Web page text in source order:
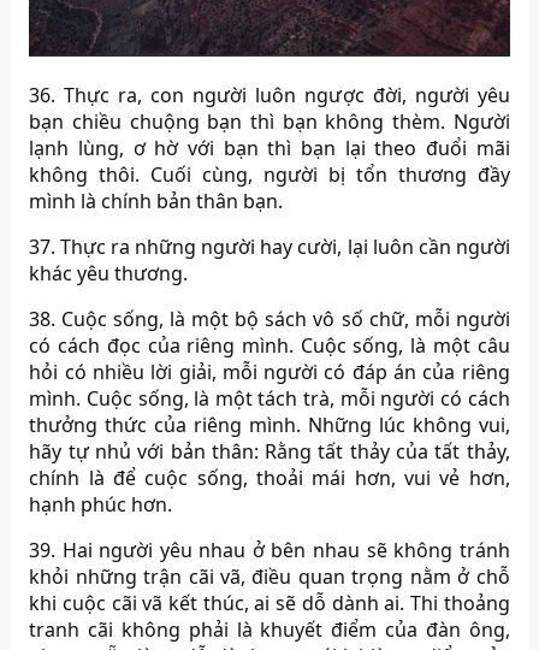
36. Thực ra, con người luôn ngược đời, người yêu
bạn chiều chuộng bạn thì bạn không thèm. Người
lạnh lùng, ơ hờ với bạn thì bạn lại theo đuổi mãi
không thôi. Cuối cùng, người bị tổn thương đầy
mình là chính bản thân bạn.
37. Thực ra những người hay cười, lại luôn cần người
khác yêu thương.
38. Cuộc sống, là một bộ sách vô số chữ, mỗi người
có cách đọc của riêng mình. Cuộc sống, là một câu
hỏi có nhiều lời giải, mỗi người có đáp án của riêng
mình. Cuộc sống, là một tách trà, mỗi người có cách
thưởng thức của riêng mình. Những lúc không vui,
hãy tự nhủ với bản thân: Rằng tất thảy của tất thảy,
chính là để cuộc sống, thoải mái hơn, vui vẻ hơn,
hạnh phúc hơn.
39. Hai người yêu nhau ở bên nhau sẽ không tránh
khỏi những trận cãi vã, điều quan trọng nằm ở chỗ
khi cuộc cãi vã kết thúc, ai sẽ dỗ dành ai. Thi thoảng
tranh cãi không phải là khuyết điểm của đàn ông,